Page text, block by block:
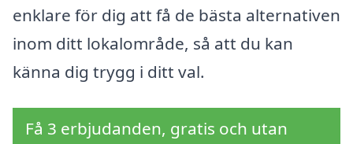
enklare för dig att få de bästa alternativen
inom ditt lokalområde, så att du kan
känna dig trygg i ditt val.
Få 3 erbjudanden, gratis och utan